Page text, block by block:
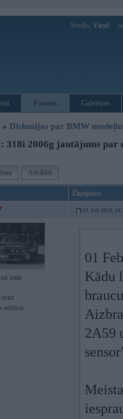
Sveiks, Viesi!
Forums Galerijas
» Diskusijas par BMW
318i 2006g jautājums par
Atbildēt
Ziņojums
01. Feb 2018,
2008
9163
m635csi
01
Kādu
2A59